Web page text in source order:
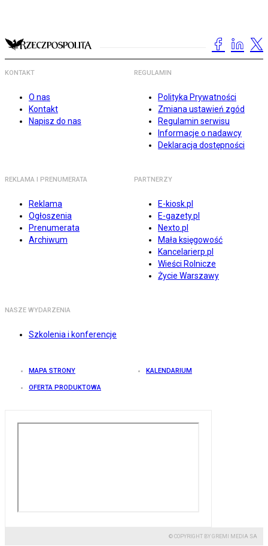
KONTAKT
O nas
Kontakt
Napisz do nas
REGULAMIN
Polityka Prywatności
Zmiana ustawień zgód
Regulamin serwisu
Informacje o nadawcy
Deklaracja dostępności
REKLAMA I PRENUMERATA
Reklama
Ogłoszenia
Prenumerata
Archiwum
PARTNERZY
E-kiosk.pl
E-gazety.pl
Nexto.pl
Mała księgowość
Kancelarierp.pl
Wieści Rolnicze
Życie Warszawy
NASZE WYDARZENIA
Szkolenia i konferencje
MAPA STRONY KALENDARIUM
OFERTA PRODUKTOWA
© COPYRIGHT BY GREMI MEDIA SA